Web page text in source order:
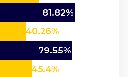
81.82%
40.26%
79.55%
45.4%